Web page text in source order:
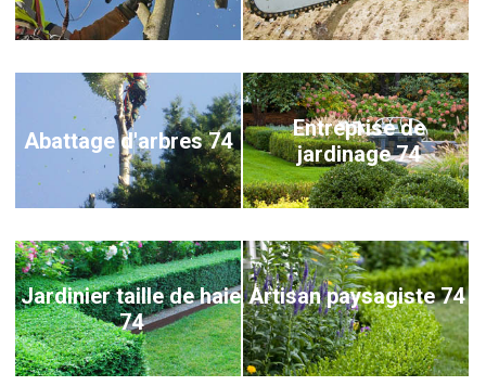
Abattage d'arbres 74
Entreprise de
jardinage 74
Jardinier taille de haie
74
Artisan paysagiste 74